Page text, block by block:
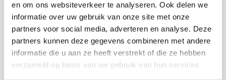
en om ons websiteverkeer te analyseren. Ook delen we
informatie over uw gebruik van onze site met onze
partners voor social media, adverteren en analyse. Deze
partners kunnen deze gegevens combineren met andere
informatie die u aan ze heeft verstrekt of die ze hebben
verzameld op basis van uw gebruik van hun services.
FLOX / SC-5041
RENANTHERA COCCINEA /